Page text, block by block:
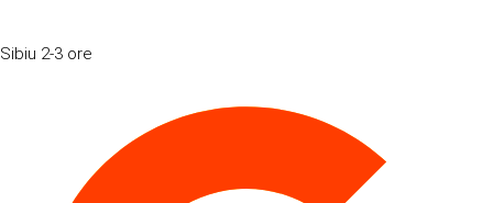
Sibiu 2-3 ore